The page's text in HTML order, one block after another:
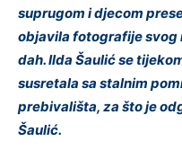
suprugom i djecom
objavila fotografije svog
dah. Ilda Šaulić se
susretala sa stalnim
prebivališta, za što je
Šaulić.